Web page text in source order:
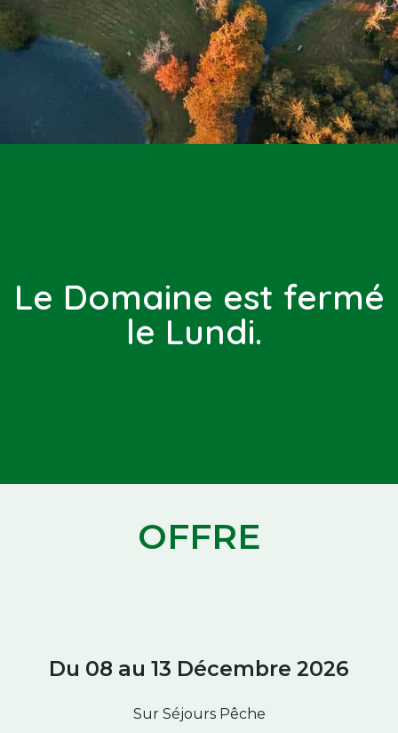
Le Domaine est fermé
le Lundi.
OFFRE
Du 08 au 13 Décembre 2026
Sur Séjours Pêche